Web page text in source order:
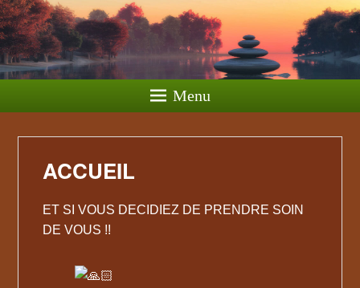
Menu
ACCUEIL
ET SI VOUS DECIDIEZ DE PRENDRE SOIN
DE VOUS !!